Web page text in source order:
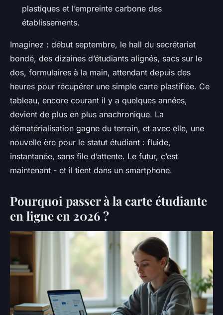
plastiques et l’empreinte carbone des
établissements.
Imaginez : début septembre, le hall du secrétariat
bondé, des dizaines d’étudiants alignés, sacs sur le
dos, formulaires à la main, attendant depuis des
heures pour récupérer une simple carte plastifiée. Ce
tableau, encore courant il y a quelques années,
devient de plus en plus anachronique. La
dématérialisation gagne du terrain, et avec elle, une
nouvelle ère pour le statut étudiant : fluide,
instantanée, sans file d’attente. Le futur, c’est
maintenant - et il tient dans un smartphone.
Pourquoi passer à la carte étudiante
en ligne en 2026 ?